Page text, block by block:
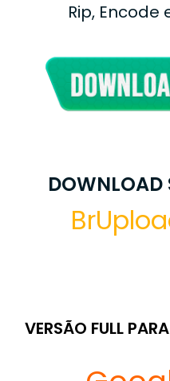
Rip, Encode
DOWNLOAD
VERSÃO FULL